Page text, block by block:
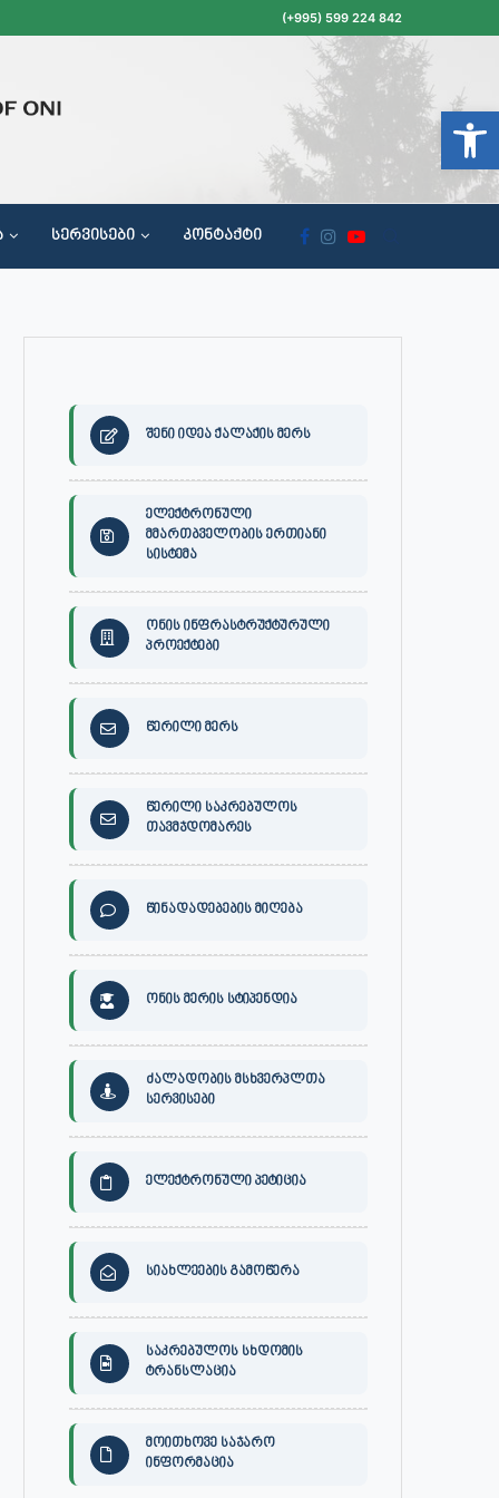
(+995) 599 224 842
ᲡᲔᲠᲕᲘᲡᲔᲑᲘ ᲙᲝᲜᲢᲐᲥᲢᲘ
შენი იდეა ქალაქის მერს
ელექტრონული
მმართბველობის ერთიანი
სისტემა
ონის ინფრასტრუქტურული
პროექტები
წერილი მერს
წერილი საკრებულოს
თავმჯდომარეს
წინადადებების მიღება
ონის მერის სტიპენდია
ძალადობის მსხვერპლთა
სერვისები
ელექტრონული პეტიცია
სიახლეების გამოწერა
საკრებულოს სხდომის
ტრანსლაცია
მოითხოვე საჯარო
ინფორმაცია